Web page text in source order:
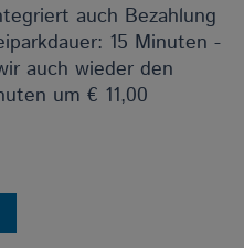
auch Bezahlung
15 Minuten -
auch wieder den
um € 11,00